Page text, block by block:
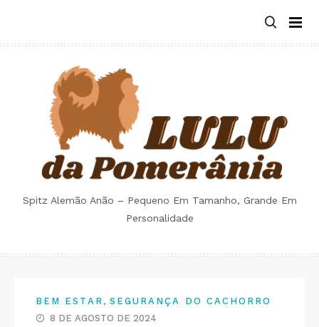
content
Spitz Alemão Anão – Pequeno Em Tamanho, Grande Em
Personalidade
BEM ESTAR , SEGURANÇA DO CACHORRO
8 DE AGOSTO DE 2024